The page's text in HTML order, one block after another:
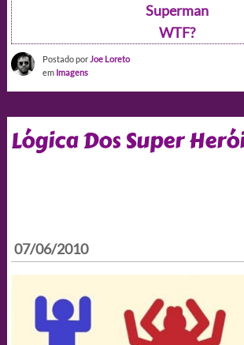
Superman
WTF?
Postado por Joe Loreto
em Imagens
Lógica Dos Super
07/06/2010